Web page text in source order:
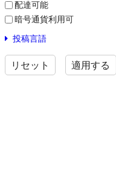
配達可能
暗号通貨利用可
投稿言語
リセット 適用する